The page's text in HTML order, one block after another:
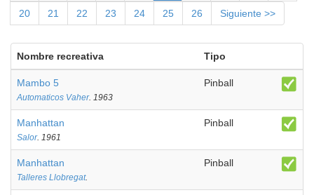
20 21 22 23 24 25 26 Siguiente >>
Nombre recreativa Tipo
Mambo 5
Automaticos Vaher. 1963
Pinball
Manhattan
Salor. 1961
Pinball
Manhattan
Talleres Llobregat.
Pinball